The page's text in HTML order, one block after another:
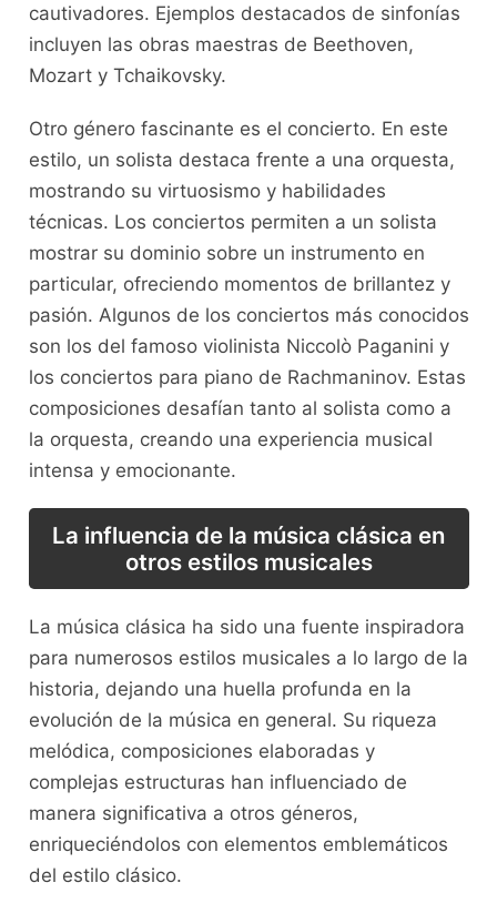
cautivadores. Ejemplos destacados de sinfonías
incluyen las obras maestras de Beethoven,
Mozart y Tchaikovsky.
Otro género ‍fascinante es el concierto. ​En este
⁤estilo, un solista destaca frente a ​una orquesta,
‌mostrando su‍ virtuosismo y habilidades
técnicas. Los conciertos permiten⁤ a ⁣un‍ solista
mostrar su dominio‌ sobre ​un instrumento en
particular, ofreciendo ⁣momentos de ⁣brillantez y
pasión. Algunos de los conciertos más conocidos
son‍ los del famoso violinista Niccolò Paganini y
los conciertos para piano de Rachmaninov. Estas
composiciones desafían⁤ tanto al solista como a⁣
la orquesta, creando una experiencia musical⁤
intensa y emocionante.
La influencia de la música clásica en
otros⁢ estilos musicales
La música clásica ha sido una fuente inspiradora
para numerosos estilos musicales a lo⁢ largo de la
historia, dejando una huella profunda en la
evolución de la ⁢música en general. Su riqueza
melódica, composiciones elaboradas y
complejas estructuras han influenciado‌ de
manera ‍significativa a ⁢otros ‍géneros,
enriqueciéndolos con elementos emblemáticos
del estilo clásico.